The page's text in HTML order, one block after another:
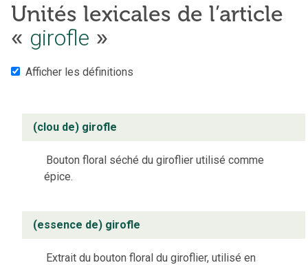
Unités lexicales de l’article
« girofle »
Afficher les définitions
(clou de) girofle
Bouton floral séché du giroflier utilisé comme
épice.
(essence de) girofle
Extrait du bouton floral du giroflier, utilisé en